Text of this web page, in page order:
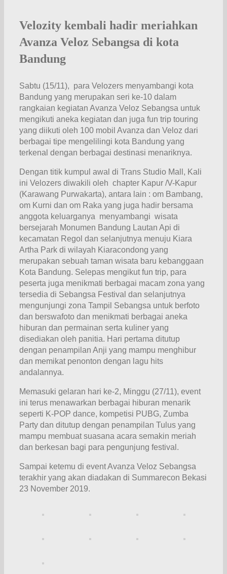
Velozity kembali hadir meriahkan
Avanza Veloz Sebangsa di kota
Bandung
Sabtu (15/11), para Velozers menyambangi kota
Bandung yang merupakan seri ke-10 dalam
rangkaian kegiatan Avanza Veloz Sebangsa untuk
mengikuti aneka kegiatan dan juga fun trip touring
yang diikuti oleh 100 mobil Avanza dan Veloz dari
berbagai tipe mengelilingi kota Bandung yang
terkenal dengan berbagai destinasi menariknya.
Dengan titik kumpul awal di Trans Studio Mall, Kali
ini Velozers diwakili oleh chapter Kapur /V-Kapur
(Karawang Purwakarta), antara lain : om Bambang,
om Kurni dan om Raka yang juga hadir bersama
anggota keluarganya menyambangi wisata
bersejarah Monumen Bandung Lautan Api di
kecamatan Regol dan selanjutnya menuju Kiara
Artha Park di wilayah Kiaracondong yang
merupakan sebuah taman wisata baru kebanggaan
Kota Bandung. Selepas mengikut fun trip, para
peserta juga menikmati berbagai macam zona yang
tersedia di Sebangsa Festival dan selanjutnya
mengunjungi zona Tampil Sebangsa untuk berfoto
dan berswafoto dan menikmati berbagai aneka
hiburan dan permainan serta kuliner yang
disediakan oleh panitia. Hari pertama ditutup
dengan penampilan Anji yang mampu menghibur
dan memikat penonton dengan lagu hits
andalannya.
Memasuki gelaran hari ke-2, Minggu (27/11), event
ini terus menawarkan berbagai hiburan menarik
seperti K-POP dance, kompetisi PUBG, Zumba
Party dan ditutup dengan penampilan Tulus yang
mampu membuat suasana acara semakin meriah
dan berkesan bagi para pengunjung festival.
Sampai ketemu di event Avanza Veloz Sebangsa
terakhir yang akan diadakan di Summarecon Bekasi
23 November 2019.